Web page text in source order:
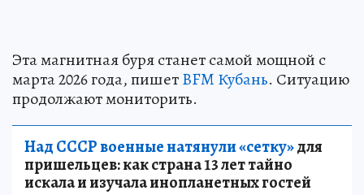
Эта магнитная буря станет самой мощной с
марта 2026 года, пишетBFM Кубань. Ситуацию
продолжают мониторить.
Над СССР военные натянули «сетку»для
пришельцев: как страна 13 лет тайно
искала и изучала инопланетных гостей